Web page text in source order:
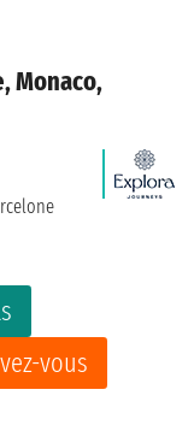
Monaco,
vous